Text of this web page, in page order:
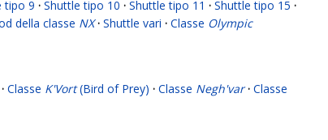
tipo 9 · Shuttle tipo 10 · Shuttle tipo 11 · Shuttle tipo 15 ·
della classe NX · Shuttle vari · Classe Olympic
· Classe K'Vort(Bird of Prey) · Classe Negh'var · Classe